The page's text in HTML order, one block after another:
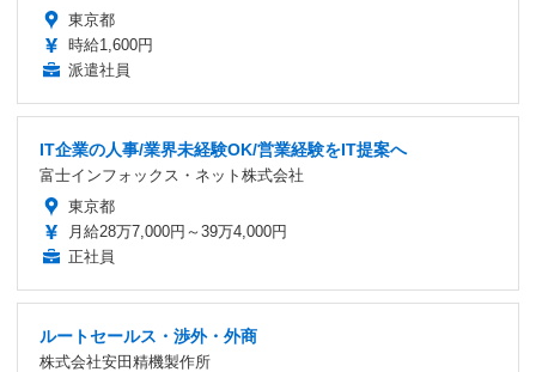
東京都
時給1,600円
派遣社員
IT企業の人事/業界未経験OK/営業経験をIT提案へ
富士インフォックス・ネット株式会社
東京都
月給28万7,000円～39万4,000円
正社員
ルートセールス・渉外・外商
株式会社安田精機製作所